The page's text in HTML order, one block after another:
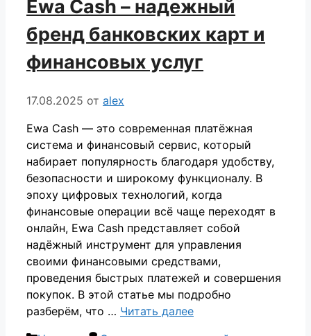
Ewa Cash – надежный
бренд банковских карт и
финансовых услуг
17.08.2025 от alex
Ewa Cash — это современная платёжная
система и финансовый сервис, который
набирает популярность благодаря удобству,
безопасности и широкому функционалу. В
эпоху цифровых технологий, когда
финансовые операции всё чаще переходят в
онлайн, Ewa Cash представляет собой
надёжный инструмент для управления
своими финансовыми средствами,
проведения быстрых платежей и совершения
покупок. В этой статье мы подробно
разберём, что … Читать далее